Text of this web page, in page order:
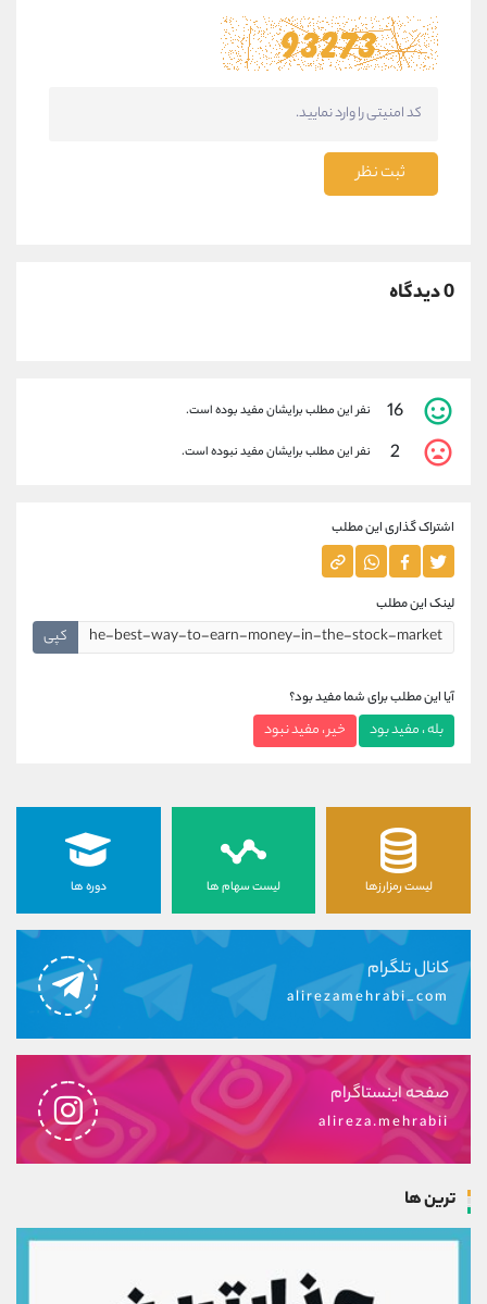
ثبت نظر
0 دیدگاه
16 نفر این مطلب برایشان مفید بوده است.
2 نفر این مطلب برایشان مفید نبوده است.
اشتراک گذاری این مطلب
لینک این مطلب
کپی
آیا این مطلب برای شما مفید بود؟
بله ، مفید بود خیر ، مفید نبود
لیست رمزارزها لیست سهام ها دوره ها
کانال تلگرام
alirezamehrabi_com
صفحه اینستاگرام
alireza.mehrabii
ترین ها